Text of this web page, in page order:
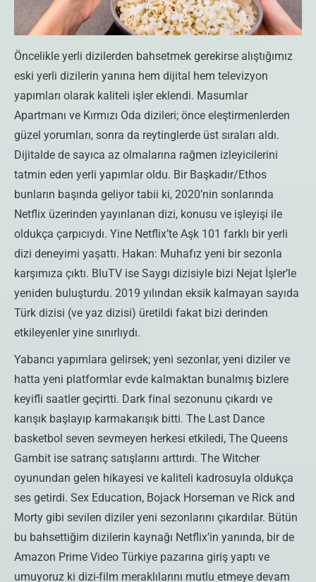
Öncelikle yerli dizilerden bahsetmek gerekirse alıştığımız
eski yerli dizilerin yanına hem dijital hem televizyon
yapımları olarak kaliteli işler eklendi. Masumlar
Apartmanı ve Kırmızı Oda dizileri; önce eleştirmenlerden
güzel yorumları, sonra da reytinglerde üst sıraları aldı.
Dijitalde de sayıca az olmalarına rağmen izleyicilerini
tatmin eden yerli yapımlar oldu. Bir Başkadır/Ethos
bunların başında geliyor tabii ki, 2020’nin sonlarında
Netflix üzerinden yayınlanan dizi, konusu ve işleyişi ile
oldukça çarpıcıydı. Yine Netflix’te Aşk 101 farklı bir yerli
dizi deneyimi yaşattı. Hakan: Muhafız yeni bir sezonla
karşımıza çıktı. BluTV ise Saygı dizisiyle bizi Nejat İşler’le
yeniden buluşturdu. 2019 yılından eksik kalmayan sayıda
Türk dizisi (ve yaz dizisi) üretildi fakat bizi derinden
etkileyenler yine sınırlıydı.
Yabancı yapımlara gelirsek; yeni sezonlar, yeni diziler ve
hatta yeni platformlar evde kalmaktan bunalmış bizlere
keyifli saatler geçirtti. Dark final sezonunu çıkardı ve
karışık başlayıp karmakarışık bitti. The Last Dance
basketbol seven sevmeyen herkesi etkiledi, The Queens
Gambit ise satranç satışlarını arttırdı. The Witcher
oyunundan gelen hikayesi ve kaliteli kadrosuyla oldukça
ses getirdi. Sex Education, Bojack Horseman ve Rick and
Morty gibi sevilen diziler yeni sezonlarını çıkardılar. Bütün
bu bahsettiğim dizilerin kaynağı Netflix’in yanında, bir de
Amazon Prime Video Türkiye pazarına giriş yaptı ve
umuyoruz ki dizi-film meraklılarını mutlu etmeye devam